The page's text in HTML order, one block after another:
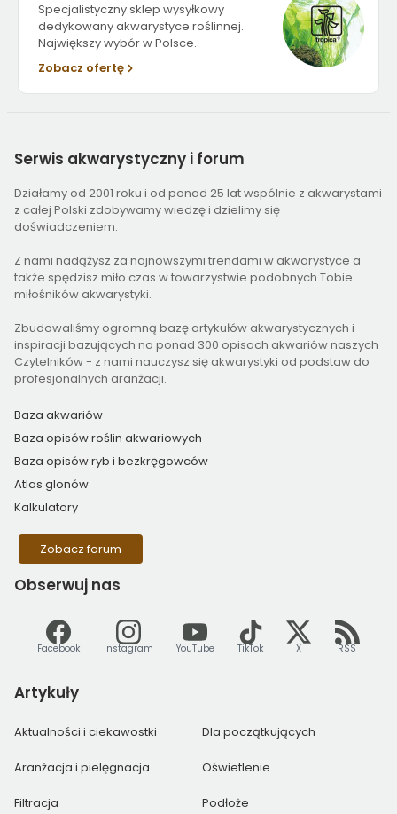
Specjalistyczny sklep wysyłkowy
dedykowany akwarystyce roślinnej.
Największy wybór w Polsce.
Zobacz ofertę
Serwis akwarystyczny i forum
Działamy od 2001 roku i od ponad 25 lat wspólnie z akwarystami
z całej Polski zdobywamy wiedzę i dzielimy się
doświadczeniem.
Z nami nadążysz za najnowszymi trendami w akwarystyce a
także spędzisz miło czas w towarzystwie podobnych Tobie
miłośników akwarystyki.
Zbudowaliśmy ogromną bazę artykułów akwarystycznych i
inspiracji bazujących na ponad 300 opisach akwariów naszych
Czytelników - z nami nauczysz się akwarystyki od podstaw do
profesjonalnych aranżacji.
Baza akwariów
Baza opisów roślin akwariowych
Baza opisów ryb i bezkręgowców
Atlas glonów
Kalkulatory
Zobacz forum
Obserwuj nas
Facebook Instagram YouTube TikTok X RSS
Artykuły
Aktualności i ciekawostki Dla początkujących
Aranżacja i pielęgnacja Oświetlenie
Filtracja Podłoże